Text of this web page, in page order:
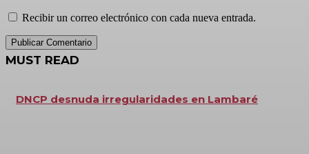
Recibir un correo electrónico con cada nueva entrada.
MUST READ
DNCP desnuda irregularidades en Lambaré